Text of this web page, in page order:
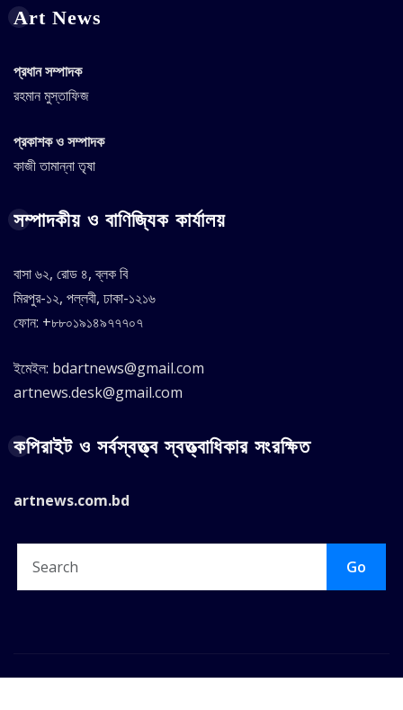
Art News
প্রধান সম্পাদক
রহমান মুস্তাফিজ
প্রকাশক ও সম্পাদক
কাজী তামান্না তৃষা
সম্পাদকীয় ও বাণিজ্যিক কার্যালয়
বাসা ৬২, রোড ৪, ব্লক বি
মিরপুর-১২, পল্লবী, ঢাকা-১২১৬
ফোন: +৮৮০১৯১৪৯৭৭৭০৭
ইমেইল: bdartnews@gmail.com
artnews.desk@gmail.com
কপিরাইট ও সর্বস্বত্ত্ব স্বত্ত্বাধিকার সংরক্ষিত
artnews.com.bd
Go